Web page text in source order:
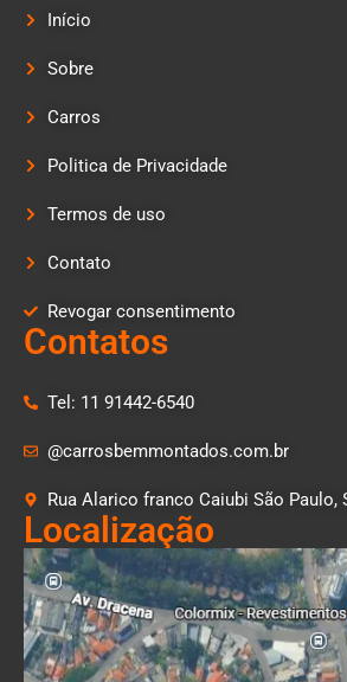
Início
Sobre
Carros
Politica de Privacidade
Termos de uso
Contato
Revogar consentimento
Contatos
Tel: 11 91442-6540
@carrosbemmontados.com.br
Rua Alarico franco Caiubi São Paulo,
Localização